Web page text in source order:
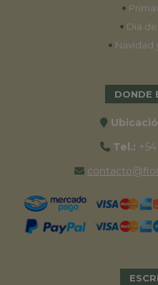
•
• Día
• Navidad
DONDE
Tel.: